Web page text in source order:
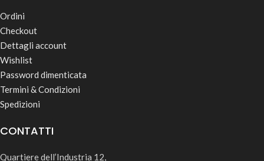
Ordini
Checkout
Dettagli account
Wishlist
Password dimenticata
Termini & Condizioni
Spedizioni
CONTATTI
Quartiere dell’Industria 12,